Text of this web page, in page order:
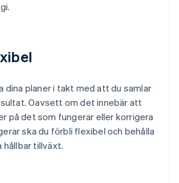
dina planer i takt med att du samlar
Oavsett om det innebär att
på det som fungerar eller korrigera
ska du förbli flexibel och behålla
hållbar tillväxt.